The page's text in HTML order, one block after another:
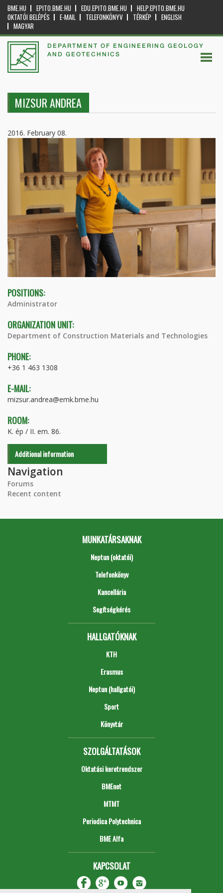
BME.HU EPITO.BME.HU EDU.EPITO.BME.HU
HELP.EPITO.BME.HU
OKTATÓI BELÉPÉS
E-MAIL TELEFONKÖNYV TÉRKÉP
ENGLISH
MAGYAR
DEPARTMENT OF ENGINEERING GEOLOGY
AND GEOTECHNICS
MIZSUR ANDREA
2016. February 08.
POSITIONS:
Administrator
ORGANIZATION UNIT:
Department of Construction Materials and Technologies
PHONE:
+36 1 463 1308
E-MAIL:
mizsur.andrea@emk.bme.hu
ROOM:
K. ép / II. em. 86.
Additional information
Navigation
Forums
Recent content
MUNKATÁRSAKNAK
Neptun (oktatói)
Telefonkönyv
Kancellária
Segítségkérés
HALLGATÓKNAK
KTH
Erasmus
Neptun (hallgatói)
Sport
Könyvtár
SZOLGÁLTATÁSOK
Oktatási keretrendszer
BMEnet
MTMT
Periodica Polytechnica
BME Alfa
KAPCSOLAT